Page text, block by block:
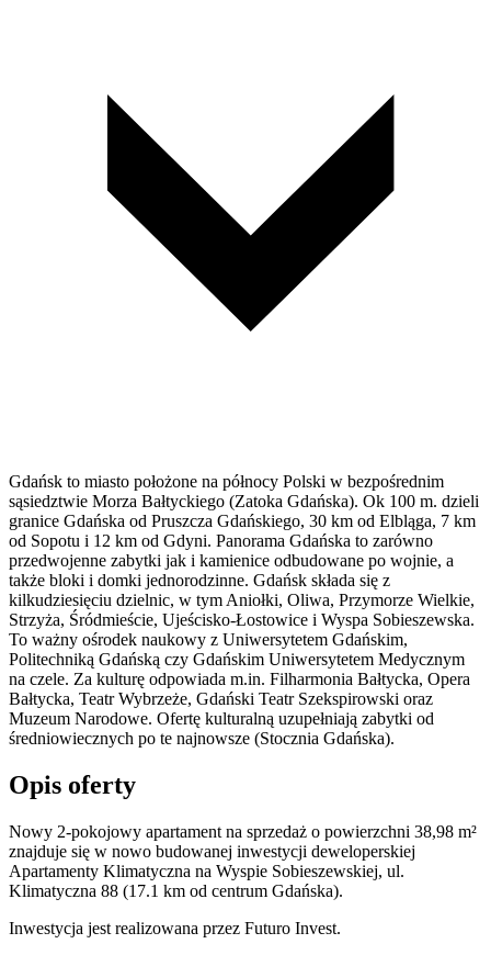
Gdańsk to miasto położone na północy Polski w bezpośrednim
sąsiedztwie Morza Bałtyckiego (Zatoka Gdańska). Ok 100 m. dzieli
granice Gdańska od Pruszcza Gdańskiego, 30 km od Elbląga, 7 km
od Sopotu i 12 km od Gdyni. Panorama Gdańska to zarówno
przedwojenne zabytki jak i kamienice odbudowane po wojnie, a
także bloki i domki jednorodzinne. Gdańsk składa się z
kilkudziesięciu dzielnic, w tym Aniołki, Oliwa, Przymorze Wielkie,
Strzyża, Śródmieście, Ujeścisko-Łostowice i Wyspa Sobieszewska.
To ważny ośrodek naukowy z Uniwersytetem Gdańskim,
Politechniką Gdańską czy Gdańskim Uniwersytetem Medycznym
na czele. Za kulturę odpowiada m.in. Filharmonia Bałtycka, Opera
Bałtycka, Teatr Wybrzeże, Gdański Teatr Szekspirowski oraz
Muzeum Narodowe. Ofertę kulturalną uzupełniają zabytki od
średniowiecznych po te najnowsze (Stocznia Gdańska).
Opis oferty
Nowy 2-pokojowy apartament na sprzedaż o powierzchni 38,98 m²
znajduje się w nowo budowanej inwestycji deweloperskiej
Apartamenty Klimatyczna na Wyspie Sobieszewskiej, ul.
Klimatyczna 88 (17.1 km od centrum Gdańska).
Inwestycja jest realizowana przez Futuro Invest.